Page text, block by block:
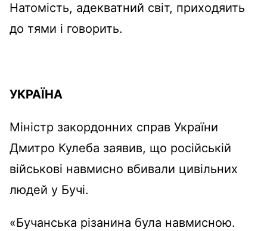
Натомість, адекватний світ, приходяить
до тями і говорить.
УКРАЇНА
Міністр закордонних справ України
Дмитро Кулеба заявив, що російській
військові навмисно вбивали цивільних
людей у Бучі.
«Бучанська різанина була навмисною.